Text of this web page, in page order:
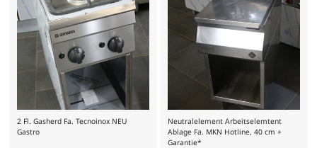
2 Fl. Gasherd Fa. Tecnoinox NEU
Gastro
Neutralelement Arbeitselemtent
Ablage Fa. MKN Hotline, 40 cm +
Garantie*